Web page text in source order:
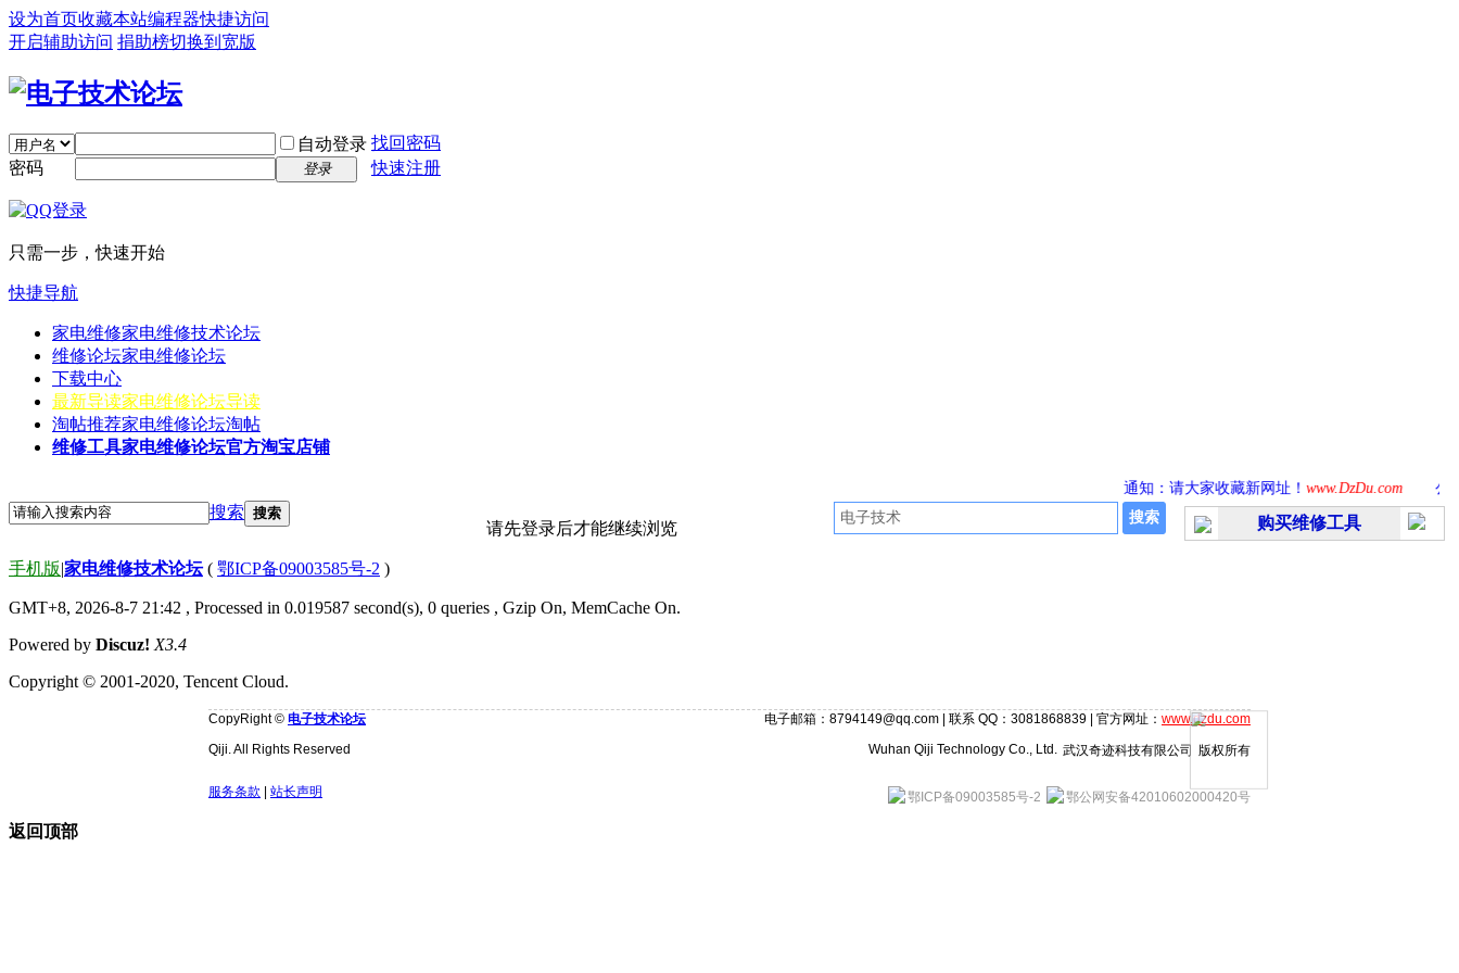
设为首页收藏本站编程器快捷访问
开启辅助访问 捐助榜切换到宽版
自动登录 找回密码
密码
登录 快速注册
只需一步，快速开始
快捷导航
家电维修家电维修技术论坛
维修论坛家电维修论坛
下载中心
最新导读家电维修论坛导读
淘帖推荐家电维修论坛淘帖
维修工具家电维修论坛官方淘宝店铺
通知：请大家收藏新网址！www.DzDu.com 公
搜索 搜索
购买维修工具
请先登录后才能继续浏览
手机版|家电维修技术论坛( 鄂ICP备09003585号-2 )
GMT+8, 2026-8-7 21:42 , Processed in 0.019587 second(s), 0 queries , Gzip On, MemCache On.
Powered by Discuz! X3.4
Copyright © 2001-2020, Tencent Cloud.
CopyRight © 电子技术论坛 电子邮箱：8794149@qq.com | 联系 QQ：3081868839 | 官方网址： www.dzdu.com
Qiji. All Rights Reserved
服务条款 | 站长声明
Wuhan Qiji Technology Co., Ltd. 武汉奇迹科技有限公司 版权所有
鄂ICP备09003585号-2 鄂公网安备42010602000420号
返回顶部